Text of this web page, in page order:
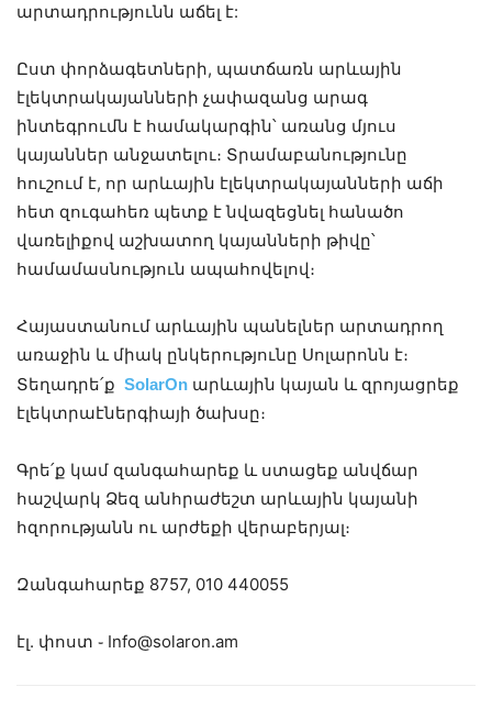
արտադրությունն աճել է:
Ըստ փորձագետների, պատճառն արևային
էլեկտրակայանների չափազանց արագ
ինտեգրումն է համակարգին՝ առանց մյուս
կայաններ անջատելու։ Տրամաբանությունը
հուշում է, որ արևային էլեկտրակայանների աճի
հետ զուգահեռ պետք է նվազեցնել հանածո
վառելիքով աշխատող կայանների թիվը՝
համամասնություն ապահովելով։
Հայաստանում արևային պանելներ արտադրող
առաջին և միակ ընկերությունը Սոլարոնն է։
Տեղադրե՛ք SolarOn արևային կայան և զրոյացրեք
էլեկտրաէներգիայի ծախսը։
Գրե՛ք կամ զանգահարեք և ստացեք անվճար
հաշվարկ Ձեզ անհրաժեշտ արևային կայանի
հզորությանն ու արժեքի վերաբերյալ։
Զանգահարեք 8757, 010 440055
էլ. փոստ ֊ Info@solaron.am